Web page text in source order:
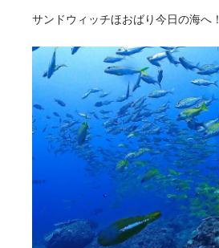
サンドウィッチほおばり今日の海へ！